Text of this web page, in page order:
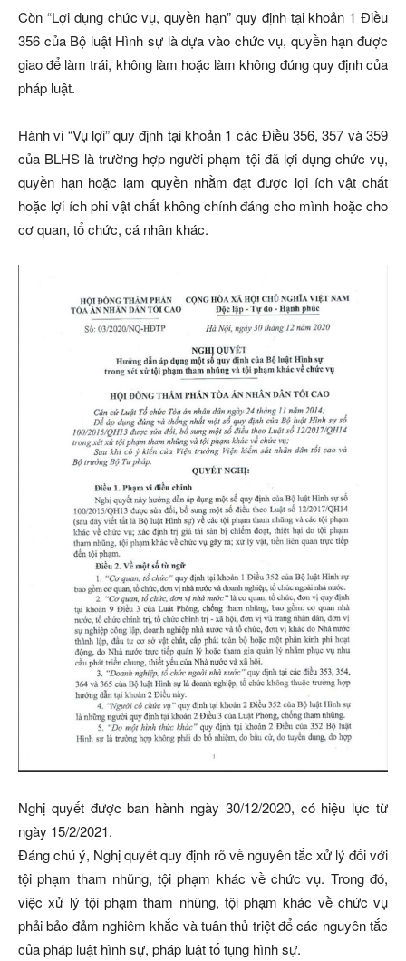
Còn “Lợi dụng chức vụ, quyền hạn” quy định tại khoản 1 Điều
356 của Bộ luật Hình sự là dựa vào chức vụ, quyền hạn được
giao để làm trái, không làm hoặc làm không đúng quy định của
pháp luật.
Hành vi “Vụ lợi” quy định tại khoản 1 các Điều 356, 357 và 359
của BLHS là trường hợp người phạm tội đã lợi dụng chức vụ,
quyền hạn hoặc lạm quyền nhằm đạt được lợi ích vật chất
hoặc lợi ích phi vật chất không chính đáng cho mình hoặc cho
cơ quan, tổ chức, cá nhân khác.
Nghị quyết được ban hành ngày 30/12/2020, có hiệu lực từ
ngày 15/2/2021.
Đáng chú ý, Nghị quyết quy định rõ về nguyên tắc xử lý đối với
tội phạm tham nhũng, tội phạm khác về chức vụ. Trong đó,
việc xử lý tội phạm tham nhũng, tội phạm khác về chức vụ
phải bảo đảm nghiêm khắc và tuân thủ triệt để các nguyên tắc
của pháp luật hình sự, pháp luật tố tụng hình sự.